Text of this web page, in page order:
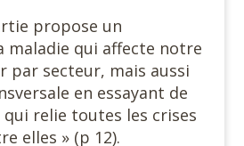
propose un
maladie qui affecte notre
par secteur, mais aussi
en essayant de
relie toutes les crises
elles » (p 12).